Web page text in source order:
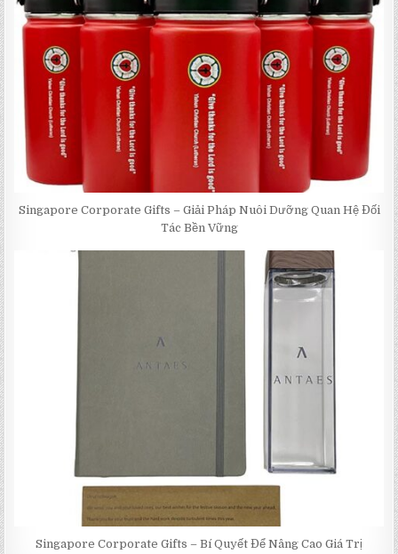
Singapore Corporate Gifts – Giải Pháp Nuôi Dưỡng Quan Hệ Đối
Tác Bền Vững
Singapore Corporate Gifts – Bí Quyết Để Nâng Cao Giá Trị